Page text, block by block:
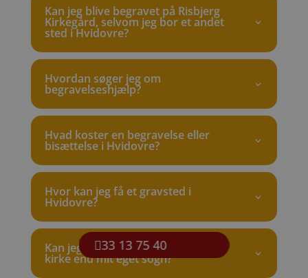
Kan jeg blive begravet på Risbjerg
Kirkegård, selvom jeg bor et andet
sted i Hvidovre?
Hvordan søger jeg om
begravelseshjælp?
Hvad koster en begravelse eller
bisættelse i Hvidovre?
Hvor kan jeg få et gravsted i
Hvidovre?
Kan jeg blive bisat fra en anden
kirke end mit eget sogn?
33 13 75 40